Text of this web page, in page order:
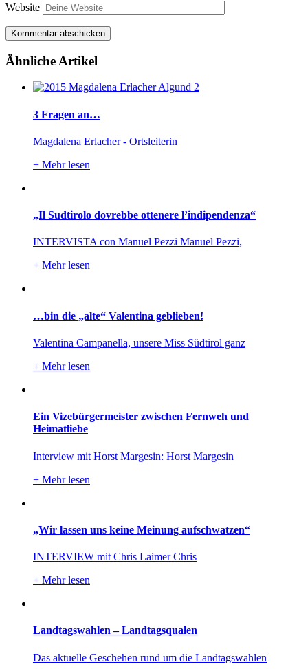
Website
Ähnliche Artikel
3 Fragen an…
Magdalena Erlacher - Ortsleiterin
+ Mehr lesen
„Il Sudtirolo dovrebbe ottenere l’indipendenza“
INTERVISTA con Manuel Pezzi Manuel Pezzi,
+ Mehr lesen
…bin die „alte“ Valentina geblieben!
Valentina Campanella, unsere Miss Südtirol ganz
+ Mehr lesen
Ein Vizebürgermeister zwischen Fernweh und
Heimatliebe
Interview mit Horst Margesin: Horst Margesin
+ Mehr lesen
„Wir lassen uns keine Meinung aufschwatzen“
INTERVIEW mit Chris Laimer Chris
+ Mehr lesen
Landtagswahlen – Landtagsqualen
Das aktuelle Geschehen rund um die Landtagswahlen